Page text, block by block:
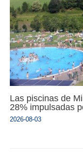
Las piscinas de
28% impulsadas
2026-08-03